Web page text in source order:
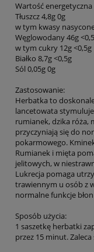
Wartość energetyczna
Tłuszcz 4,8g 0g
w tym kwasy
Węglowodany 46g
w tym cukry 12g <0,5g
Białko 8,7g <0,5g
Sól 0,05g 0g
Zastosowanie:
Herbatka to
lancetowata
rumianek, dzika róża,
przyczyniają się do
pokarmowego.
Rumianek i mięta
jelitowych, w
Lukrecja pomaga
trawiennym u osób z
normalne funkcje
Sposób użycia:
1 saszetkę herbatki
przez 15 minut.